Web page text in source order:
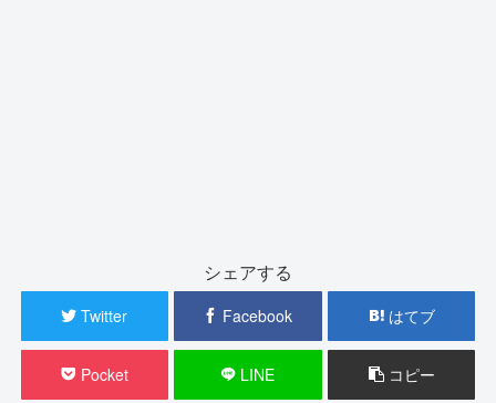
シェアする
Twitter Facebook はてブ
Pocket LINE コピー